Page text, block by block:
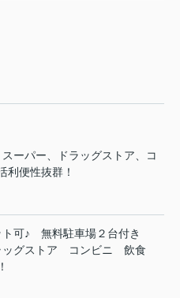
ーパー、ドラッグストア、コ
利便性抜群！
可♪
無料駐車場２台付き
ッグストア コンビニ
飲食